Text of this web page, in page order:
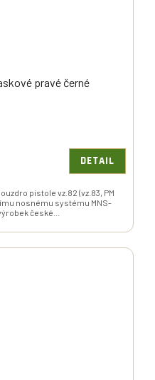
pravé černé
DETAIL
pistole vz.82 (vz.83, PM
nosnému systému MNS-
české...